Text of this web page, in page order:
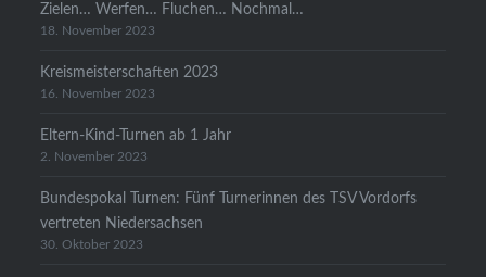
Zielen… Werfen… Fluchen… Nochmal…
18. November 2023
Kreismeisterschaften 2023
16. November 2023
Eltern-Kind-Turnen ab 1 Jahr
2. November 2023
Bundespokal Turnen: Fünf Turnerinnen des TSV Vordorfs
vertreten Niedersachsen
30. Oktober 2023